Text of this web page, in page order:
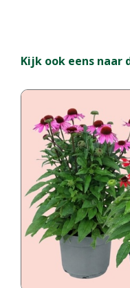
Kijk ook eens naar